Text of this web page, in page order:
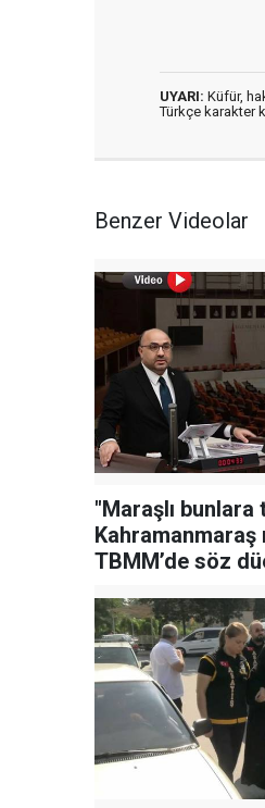
UYARI: Küfür,
Türkçe karakter
Benzer Videolar
"Maraşlı bunlara
TBMM’de söz